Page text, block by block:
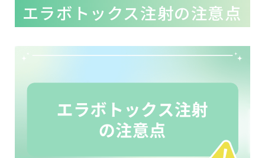
エラボトックス注射の注意点